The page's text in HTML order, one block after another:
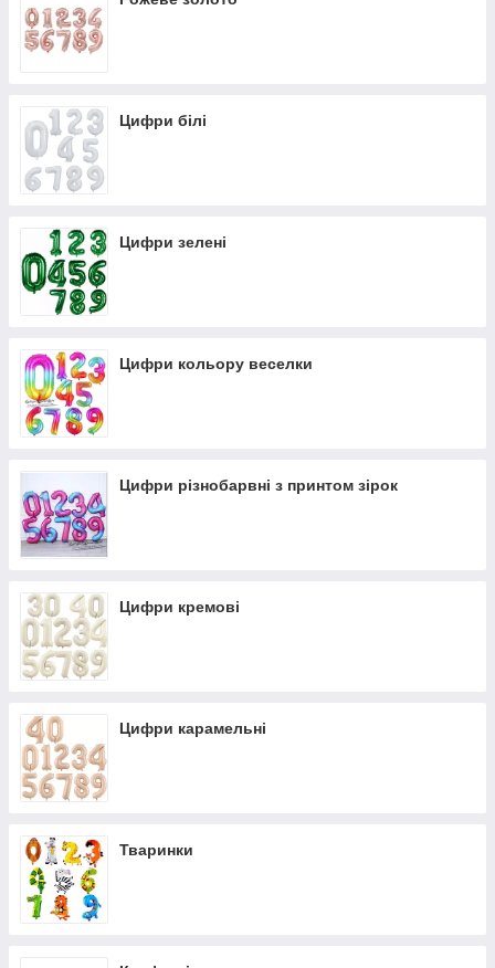
Цифри білі
Цифри зелені
Цифри кольору веселки
Цифри різнобарвні з принтом зірок
Цифри кремові
Цифри карамельні
Тваринки